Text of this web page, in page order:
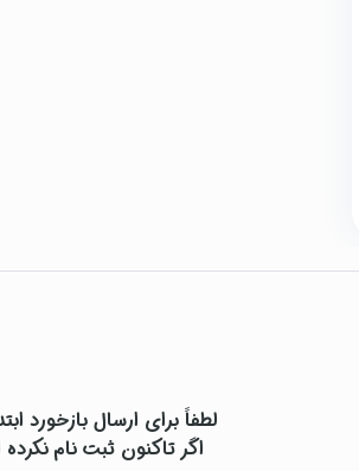
لطفاً برای ارسال بازخورد
اگر تاکنون ثبت نام